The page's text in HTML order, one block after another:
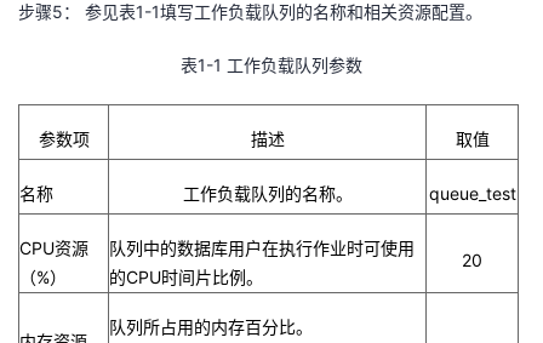
步骤5： 参见表1-1填写工作负载队列的名称和相关资源配置。
表1-1 工作负载队列参数
参数项 描述 取值
名称 工作负载队列的名称。 queue_test
CPU资源
（%）
队列中的数据库用户在执行作业时可使用
的CPU时间片比例。
20
队列所占用的内存百分比。